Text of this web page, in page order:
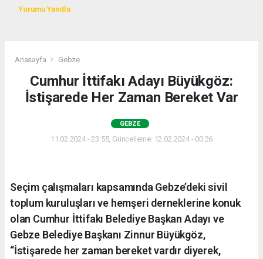
Yorumu Yanıtla
Anasayfa Gebze
Cumhur İttifakı Adayı Büyükgöz:
İstişarede Her Zaman Bereket Var
GEBZE
11.02.2024 - 23:55, Güncelleme: 12.02.2024 - 00:26
Seçim çalışmaları kapsamında Gebze’deki sivil
toplum kuruluşları ve hemşeri derneklerine konuk
olan Cumhur İttifakı Belediye Başkan Adayı ve
Gebze Belediye Başkanı Zinnur Büyükgöz,
“İstişarede her zaman bereket vardır diyerek,